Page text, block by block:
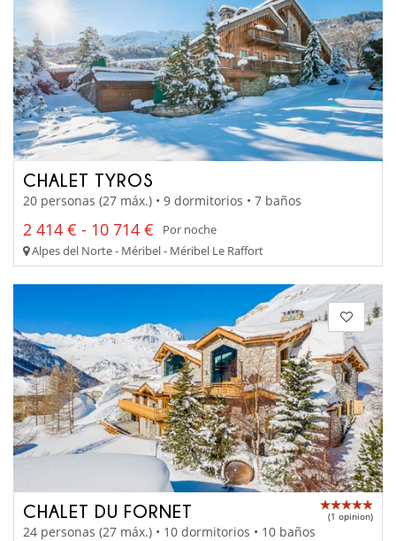
CHALET TYROS
20 personas (27 máx.) • 9 dormitorios • 7 baños
2 414 € - 10 714 €
Por noche
Alpes del Norte - Méribel - Méribel Le Raffort
CHALET DU FORNET (1 opinion)
24 personas (27 máx.) • 10 dormitorios • 10 baños